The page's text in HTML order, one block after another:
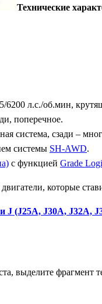
Технические
6200 л.с./об.мин,
поперечное.
система, сзади –
системы SH-AWD.
с функцией Grade
которые
J (J25A, J30A, J32A,
выделите фрагмент